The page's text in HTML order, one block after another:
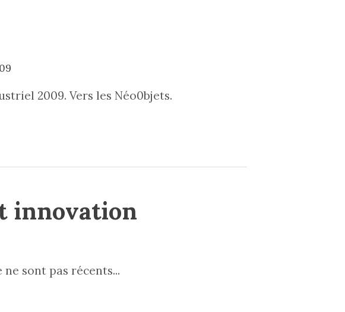
2009. Vers les Néo0bjets.
innovation
sont pas récents...